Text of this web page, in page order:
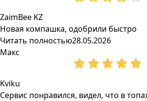
ZaimBee KZ
Новая компашка, одобрили быстро
Читать полностью28.05.2026
Макс
Kviku
Сервис понравился, видел, что в